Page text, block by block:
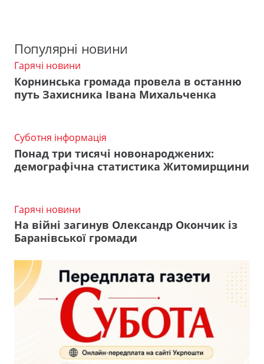
Популярні новини
Гарячі новини
Корнинська громада провела в останню
путь Захисника Івана Михальченка
Суботня інформація
Понад три тисячі новонароджених:
демографічна статистика Житомирщини
Гарячі новини
На війні загинув Олександр Окончик із
Баранівської громади